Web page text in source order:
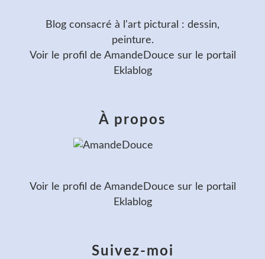
Blog consacré à l'art pictural : dessin,
peinture.
Voir le profil de AmandeDouce sur le portail
Eklablog
Suivez-moi
À propos
Voir le profil de AmandeDouce sur le portail
Eklablog